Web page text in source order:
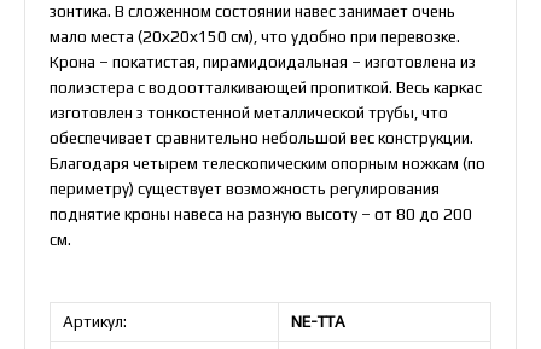
зонтика. В сложенном состоянии навес занимает очень
мало места (20х20х150 см), что удобно при перевозке.
Крона – покатистая, пирамидоидальная – изготовлена из
полиэстера с водоотталкивающей пропиткой. Весь каркас
изготовлен з тонкостенной металлической трубы, что
обеспечивает сравнительно небольшой вес конструкции.
Благодаря четырем телескопическим опорным ножкам (по
периметру) существует возможность регулирования
поднятие кроны навеса на разную высоту – от 80 до 200
см.
Артикул: NE-TTA